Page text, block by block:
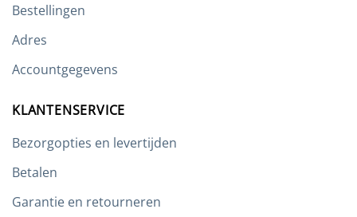
Bestellingen
Adres
Accountgegevens
KLANTENSERVICE
Bezorgopties en levertijden
Betalen
Garantie en retourneren